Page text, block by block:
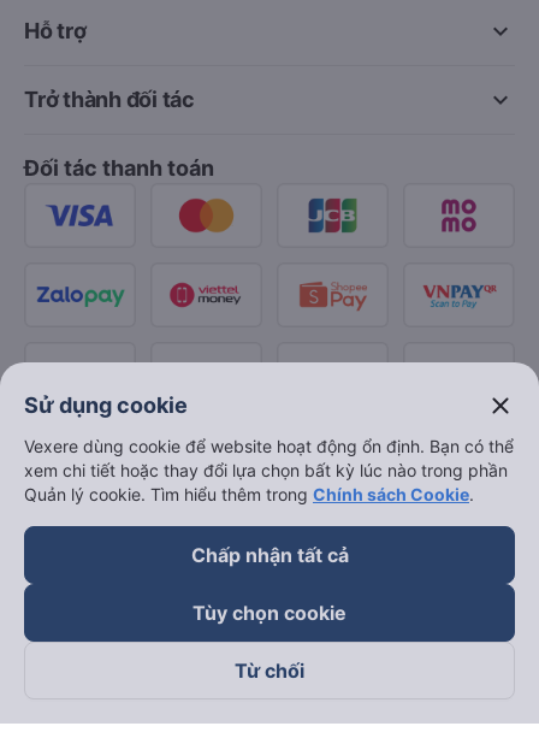
keyboard_arrow_down
Hỗ trợ
keyboard_arrow_down
Trở thành đối tác
Đối tác thanh toán
Theo dõi chúng tôi trên
Sử dụng cookie close
Vexere dùng cookie để website hoạt động ổn định. Bạn có thể
xem chi tiết hoặc thay đổi lựa chọn bất kỳ lúc nào trong phần
Quản lý cookie. Tìm hiểu thêm trong Chính sách Cookie.
Chấp nhận tất cả
Tùy chọn cookie
Từ chối